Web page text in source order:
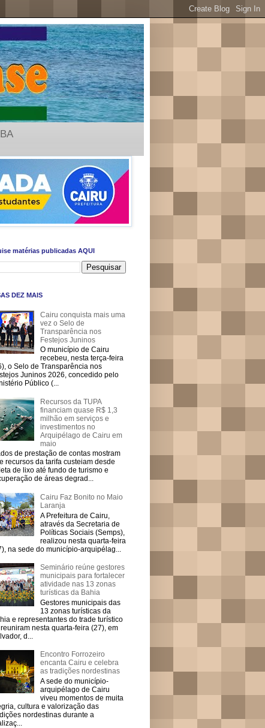
matérias publicadas AQUI
DEZ MAIS
Cairu conquista mais uma
vez o Selo de
Transparência nos
Festejos Juninos
O município de Cairu
recebeu, nesta terça-feira
o Selo de Transparência nos
Juninos 2026, concedido pelo
Público (...
Recursos da TUPA
financiam quase R$ 1,3
milhão em serviços e
investimentos no
Arquipélago de Cairu em
maio
de prestação de contas mostram
recursos da tarifa custeiam desde
de lixo até fundo de turismo e
de áreas degrad...
Cairu Faz Bonito no Maio
Laranja
A Prefeitura de Cairu,
através da Secretaria de
Políticas Sociais (Semps),
realizou nesta quarta-feira
na sede do município-arquipélag...
Seminário reúne gestores
municipais para fortalecer
atividade nas 13 zonas
turísticas da Bahia
Gestores municipais das
13 zonas turísticas da
e representantes do trade turístico
nesta quarta-feira (27), em
d...
Encontro Forrozeiro
encanta Cairu e celebra
as tradições nordestinas
A sede do município-
arquipélago de Cairu
viveu momentos de muita
cultura e valorização das
nordestinas durante a